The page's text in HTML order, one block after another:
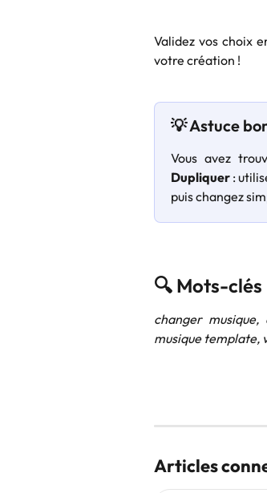
Validez vos choix
votre création !
💡 Astuce
Vous avez
Dupliquer :
puis changez
🔍 Mots-clés
changer
musique template,
Articles